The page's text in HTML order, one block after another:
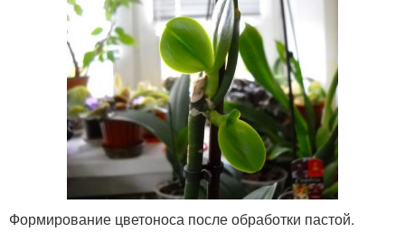
Формирование цветоноса после обработки пастой.